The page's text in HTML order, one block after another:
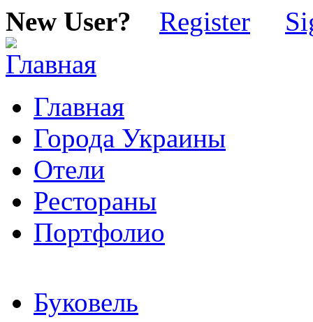
New User? Register
Главная
Города Украины
Отели
Рестораны
Портфолио
Буковель